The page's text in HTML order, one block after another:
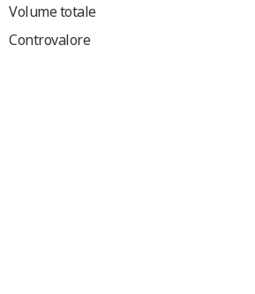
Volume totale
Controvalore